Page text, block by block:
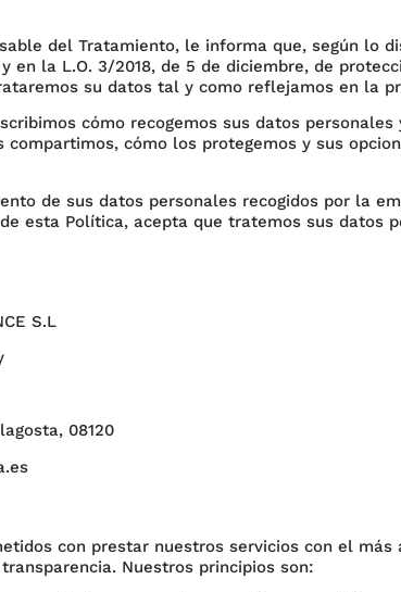
del Tratamiento, le informa que, según lo
en la L.O. 3/2018, de 5 de diciembre, de
su datos tal y como reflejamos en la
cómo recogemos sus datos
compartimos, cómo los protegemos y sus
de sus datos personales recogidos por la
esta Política, acepta que tratemos sus datos
S.L
08120
con prestar nuestros servicios con el
Nuestros principios son: